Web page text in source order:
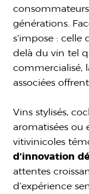
générations.
s’impose : celle
delà du vin tel
commercialisé,
associées
Vins stylisés,
aromatisées ou
vitivinicoles
d’innovation
attentes
d’expérience